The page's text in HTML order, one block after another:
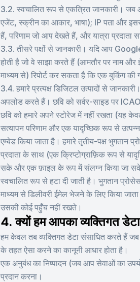
3.2. स्वचालित रूप से एकत्रित जानकारी। जब
एजेंट, स्क्रीन का आकार, भाषा); IP पता और
हैं, परिणाम जो आप देखते हैं, और यात्रा प्रदाता
3.3. तीसरे पक्षों से जानकारी। यदि आप
होती है जो वे साझा करते हैं (आमतौर पर नाम
माध्यम से) रिपोर्ट कर सकता है कि एक बुकिंग
3.4. हमारे प्रत्यक्ष डिजिटल उत्पादों से
अपलोड करते हैं। छवि को सर्वर-साइड पर
छवि को हमारे अपने स्टोरेज में नहीं रखता (यह
सत्यापन परिणाम और एक यादृच्छिक रूप से
एम्बेड किया जाता है। हमारे तृतीय-पक्ष
प्रदाता के साथ (एक क्रिप्टोग्राफ़िक रूप से
सके और एक फ़ाइल के रूप में संलग्न किया जा सके।
स्वचालित रूप से हटा दी जाती है। भुगतान
माध्यम से डिलीवरी ईमेल भेजने के लिए किया
उसकी कोई पहुँच नहीं रखते।
4. क्यों हम आपका व्यक्तिगत
हम केवल तब व्यक्तिगत डेटा संसाधित करते हैं जब
के तहत ऐसा करने का कानूनी आधार होता है।
एक अनुबंध का निष्पादन (जब आप सेवाओं का
प्रदान करना।